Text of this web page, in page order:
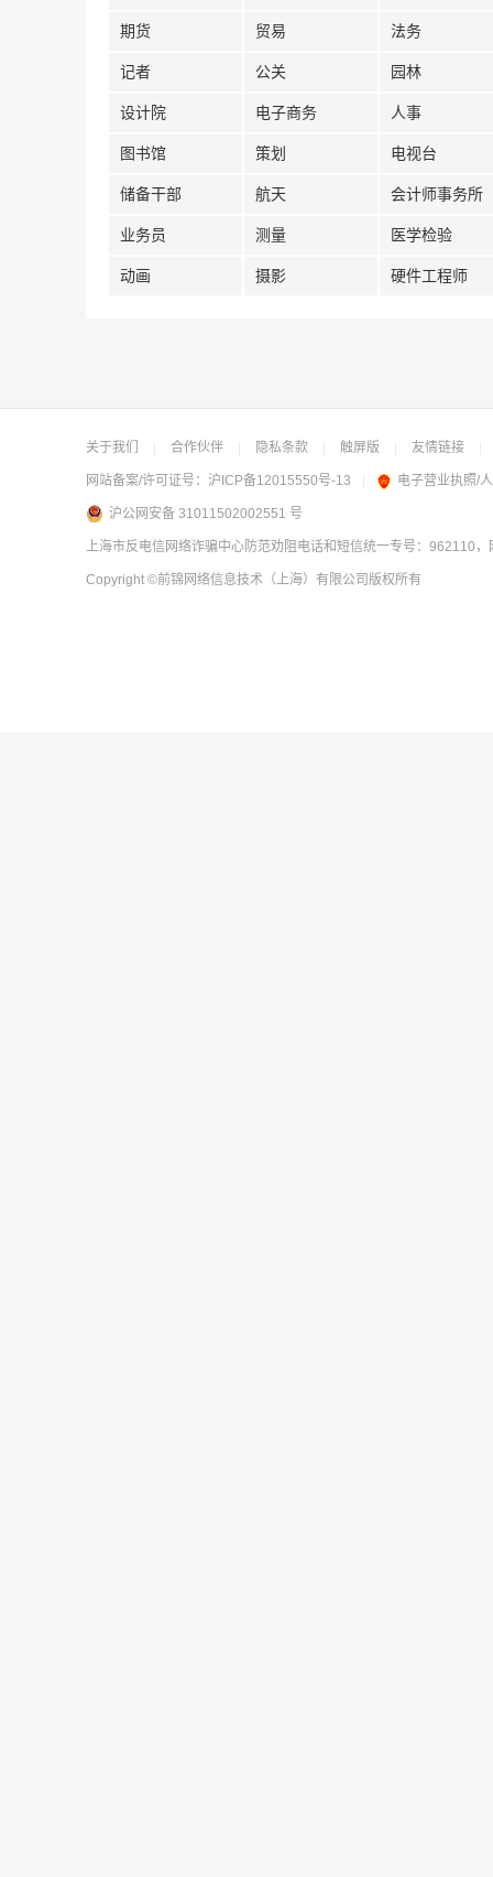
期货 贸易 法务
记者 公关 园林
设计院 电子商务 人事
图书馆 策划 电视台
储备干部 航天 会计师事务所
业务员 测量 医学检验
动画 摄影 硬件工程师
关于我们 合作伙伴 隐私条款 触屏版 友情链接
网站备案/许可证号： 沪ICP备12015550号-13 电子营业执照/
沪公网安备 31011502002551 号
上海市反电信网络诈骗中心防范劝阻电话和短信统一专号：962110
Copyright ©前锦网络信息技术（上海）有限公司 版权所有